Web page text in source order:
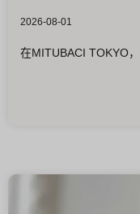
2026-08-01
在MITUBACI TOKYO